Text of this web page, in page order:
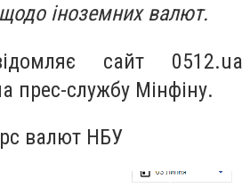
щодо іноземних валют.
сайт 0512.ua
прес-службу Мінфіну.
валют НБУ